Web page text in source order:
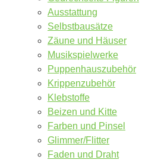
Ausstattung
Selbstbausätze
Zäune und Häuser
Musikspielwerke
Puppenhauszubehör
Krippenzubehör
Klebstoffe
Beizen und Kitte
Farben und Pinsel
Glimmer/Flitter
Faden und Draht